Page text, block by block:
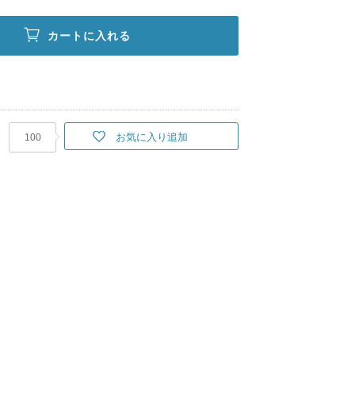
カートに入れる
100 お気に入り追加